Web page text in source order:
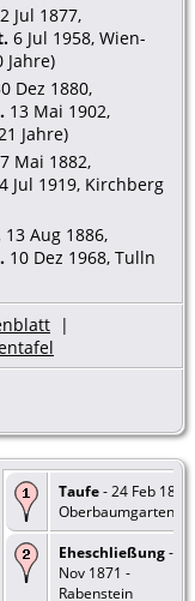
Jul 1877,
6 Jul 1958, Wien-
Jahre)
Dez 1880,
13 Mai 1902,
Jahre)
Mai 1882,
Jul 1919, Kirchberg
13 Aug 1886,
10 Dez 1968, Tulln
|
Taufe- 24 Feb
Oberbaumgarten
Eheschließung- 28
Nov 1871 -
Rabenstein